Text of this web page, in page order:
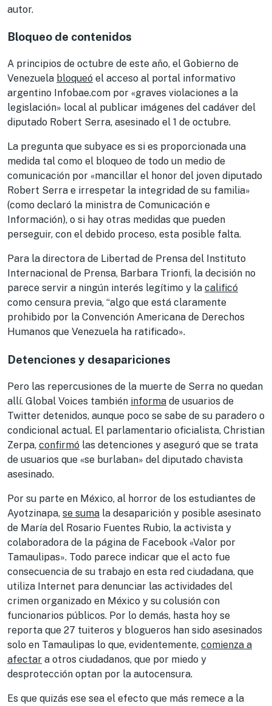
autor.
Bloqueo de contenidos
A principios de octubre de este año, el Gobierno de
Venezuela bloqueó el acceso al portal informativo
argentino Infobae.com por «graves violaciones a la
legislación» local al publicar imágenes del cadáver del
diputado Robert Serra, asesinado el 1 de octubre.
La pregunta que subyace es si es proporcionada una
medida tal como el bloqueo de todo un medio de
comunicación por «mancillar el honor del joven diputado
Robert Serra e irrespetar la integridad de su familia»
(como declaró la ministra de Comunicación e
Información), o si hay otras medidas que pueden
perseguir, con el debido proceso, esta posible falta.
Para la directora de Libertad de Prensa del Instituto
Internacional de Prensa, Barbara Trionfi, la decisión no
parece servir a ningún interés legítimo y la calificó
como censura previa, “algo que está claramente
prohibido por la Convención Americana de Derechos
Humanos que Venezuela ha ratificado».
Detenciones y desapariciones
Pero las repercusiones de la muerte de Serra no quedan
allí. Global Voices también informa de usuarios de
Twitter detenidos, aunque poco se sabe de su paradero o
condicional actual. El parlamentario oficialista, Christian
Zerpa, confirmó las detenciones y aseguró que se trata
de usuarios que «se burlaban» del diputado chavista
asesinado.
Por su parte en México, al horror de los estudiantes de
Ayotzinapa, se suma la desaparición y posible asesinato
de María del Rosario Fuentes Rubio, la activista y
colaboradora de la página de Facebook «Valor por
Tamaulipas». Todo parece indicar que el acto fue
consecuencia de su trabajo en esta red ciudadana, que
utiliza Internet para denunciar las actividades del
crimen organizado en México y su colusión con
funcionarios públicos. Por lo demás, hasta hoy se
reporta que 27 tuiteros y blogueros han sido asesinados
solo en Tamaulipas lo que, evidentemente, comienza a
afectar a otros ciudadanos, que por miedo y
desprotección optan por la autocensura.
Es que quizás ese sea el efecto que más remece a la